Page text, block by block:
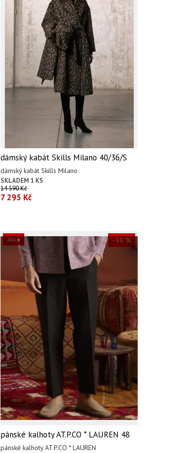
dámský kabát Skills Milano 40/36/S
dámský kabát Skills Milano
SKLADEM 1 KS
14 590 Kč
7 295 Kč
-30 %
Akce
pánské kalhoty AT.P.CO * LAUREN 48
pánské kalhoty AT.P.CO * LAUREN